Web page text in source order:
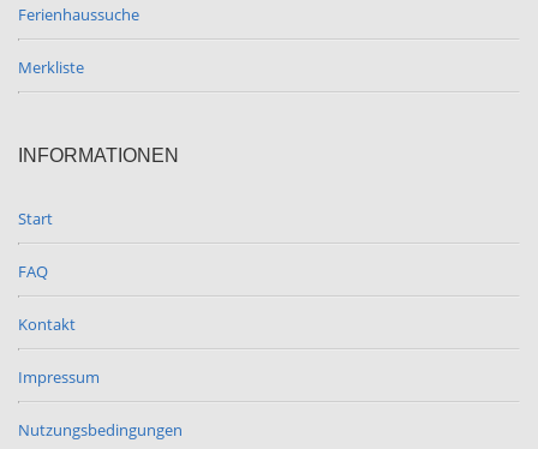
Ferienhaussuche
Merkliste
INFORMATIONEN
Start
FAQ
Kontakt
Impressum
Nutzungsbedingungen